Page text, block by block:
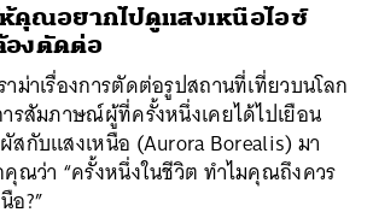
คุณอยากไปดูแสงเหนือไอซ์
องตัดต่อ
ม่าเรื่องการตัดต่อรูปสถานที่เที่ยวบนโลก
ารสัมภาษณ์ผู้ที่ครั้งหนึ่งเคยได้ไปเยือน
กับแสงเหนือ (Aurora Borealis) มา
ณว่า “ครั้งหนึ่งในชีวิต ทำไมคุณถึงควร
อ?”